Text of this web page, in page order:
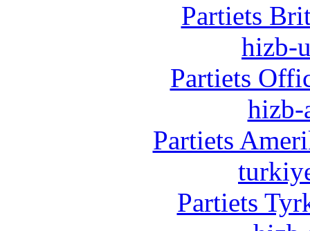
Partiets
hizb-
Partiets
hizb-
Partiets
Partiets